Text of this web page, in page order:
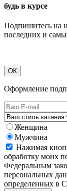
будь в курсе
Подпишитесь на
последних и
ОК
Оформление
Женщина
Мужчина
Нажимая
обработку моих
Федеральным
персональных
определенных в